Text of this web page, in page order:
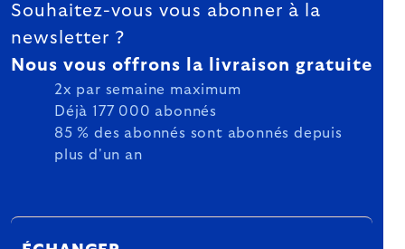
Souhaitez-vous vous abonner à la
newsletter ?
Nous vous offrons la livraison gratuite
2x par semaine maximum
Déjà 177 000 abonnés
85 % des abonnés sont abonnés depuis
plus d'un an